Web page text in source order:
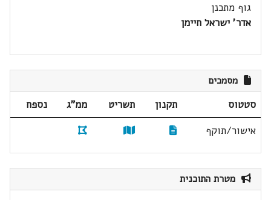
גוף מתכנן
אדר' ישראל חיימן
מסמכים
סטטוס תקנון תשריט ממ"ג
נספח
אישור/תוקף
מטרת התוכנית